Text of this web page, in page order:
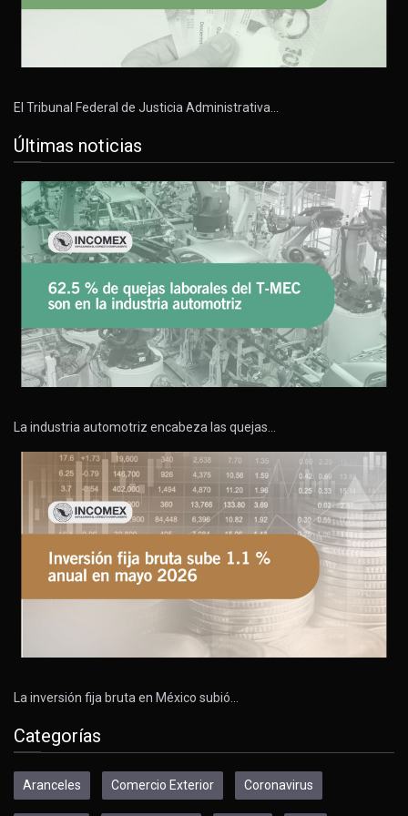
El Tribunal Federal de Justicia Administrativa…
Últimas noticias
La industria automotriz encabeza las quejas…
La inversión fija bruta en México subió…
Categorías
Aranceles Comercio Exterior Coronavirus